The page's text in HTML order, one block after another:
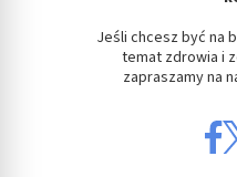
Jeśli chcesz być na
temat zdrowia i
zapraszamy na